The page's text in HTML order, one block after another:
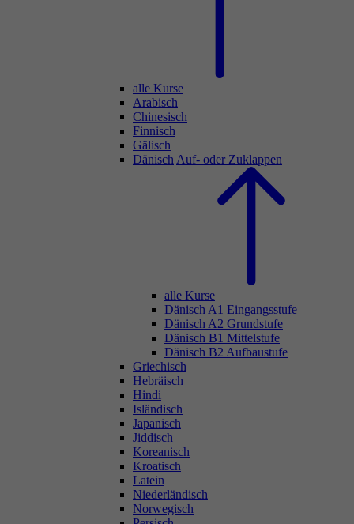
alle Kurse
Arabisch
Chinesisch
Finnisch
Gälisch
Dänisch Auf- oder Zuklappen
alle Kurse
Dänisch A1 Eingangsstufe
Dänisch A2 Grundstufe
Dänisch B1 Mittelstufe
Dänisch B2 Aufbaustufe
Griechisch
Hebräisch
Hindi
Isländisch
Japanisch
Jiddisch
Koreanisch
Kroatisch
Latein
Niederländisch
Norwegisch